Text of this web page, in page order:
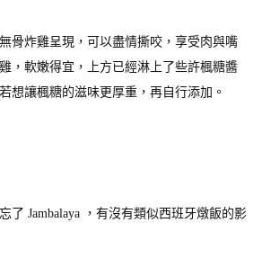
骨炸雞呈現，可以盡情撕咬，享受肉與嘴
，軟嫩得宜，上方已經淋上了些許楓糖醬
想讓楓糖的滋味更厚重，再自行添加。
了 Jambalaya ，有沒有類似西班牙燉飯的影